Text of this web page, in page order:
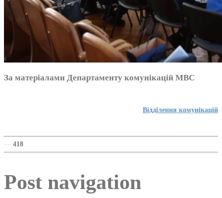
За матеріалами Департаменту комунікацій МВС
Відділення комунікацій
— 418
Post navigation